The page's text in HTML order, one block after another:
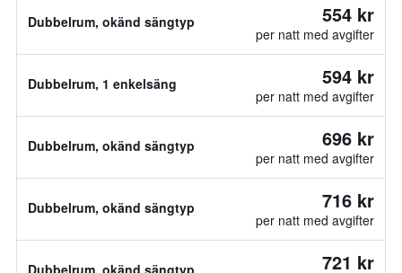
Dubbelrum, okänd sängtyp 554 kr
per natt med avgifter
Dubbelrum, 1 enkelsäng 594 kr
per natt med avgifter
Dubbelrum, okänd sängtyp 696 kr
per natt med avgifter
Dubbelrum, okänd sängtyp 716 kr
per natt med avgifter
Dubbelrum, okänd sängtyp 721 kr